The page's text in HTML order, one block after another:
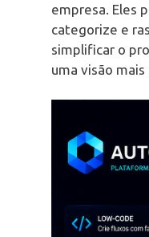
empresa. Eles
categorize e
simplificar o
uma visão